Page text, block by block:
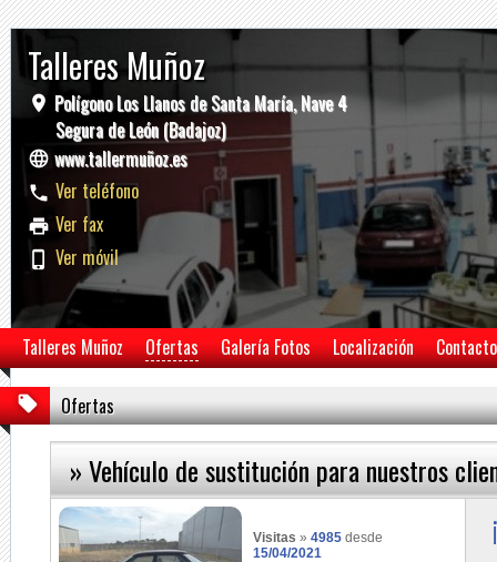
Talleres Muñoz
Polígono Los Llanos de Santa María, Nave 4
Segura de León (Badajoz)
www.tallermuñoz.es
Ver teléfono
Ver fax
Ver móvil
Talleres Muñoz Ofertas Galería Fotos Localización
Ofertas
» Vehículo de sustitución para nuestros
Visitas » 4985 desde
15/04/2021